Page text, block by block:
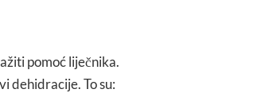
pomoć liječnika.
dehidracije. To su: